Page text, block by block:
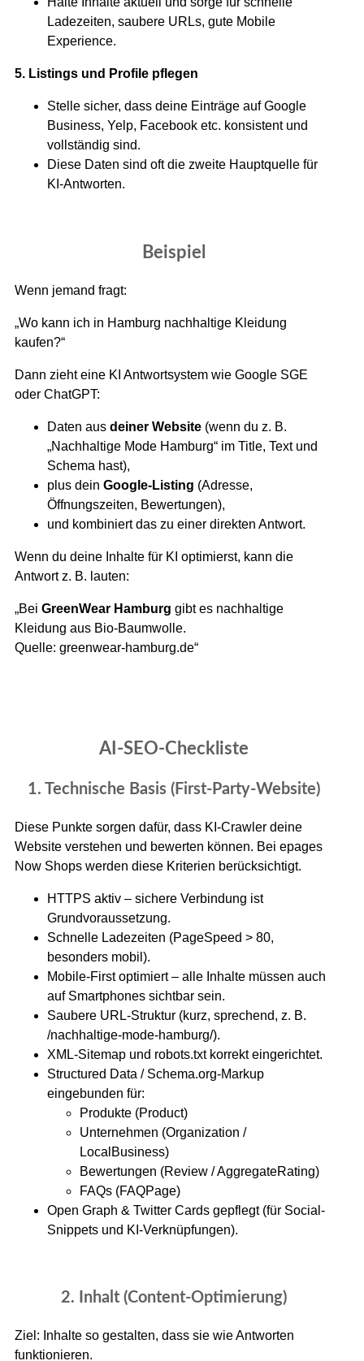
Ladezeiten, saubere URLs, gute Mobile
Experience.
5. Listings und Profile pflegen
Stelle sicher, dass deine Einträge auf Google
Business, Yelp, Facebook etc. konsistent und
vollständig sind.
Diese Daten sind oft die zweite Hauptquelle für
KI-Antworten.
Beispiel
Wenn jemand fragt:
„Wo kann ich in Hamburg nachhaltige Kleidung
kaufen?“
Dann zieht eine KI Antwortsystem wie Google SGE
oder ChatGPT:
Daten aus deiner Website(wenn du z. B.
„Nachhaltige Mode Hamburg“ im Title, Text und
Schema hast),
plus dein Google-Listing (Adresse,
Öffnungszeiten, Bewertungen),
und kombiniert das zu einer direkten Antwort.
Wenn du deine Inhalte für KI optimierst, kann die
Antwort z. B. lauten:
„Bei GreenWear Hamburg gibt es nachhaltige
Kleidung aus Bio-Baumwolle.
Quelle: greenwear-hamburg.de“
AI-SEO-Checkliste
1. Technische Basis (First-Party-Website)
Diese Punkte sorgen dafür, dass KI-Crawler deine
Website verstehen und bewerten können. Bei epages
Now Shops werden diese Kriterien berücksichtigt.
HTTPS aktiv – sichere Verbindung ist
Grundvoraussetzung.
Schnelle Ladezeiten (PageSpeed > 80,
besonders mobil).
Mobile-First optimiert – alle Inhalte müssen auch
auf Smartphones sichtbar sein.
Saubere URL-Struktur (kurz, sprechend, z. B.
/nachhaltige-mode-hamburg/).
XML-Sitemap und robots.txt korrekt eingerichtet.
Structured Data / Schema.org-Markup
eingebunden für:
Produkte (Product)
Unternehmen (Organization /
LocalBusiness)
Bewertungen (Review / AggregateRating)
FAQs (FAQPage)
Open Graph & Twitter Cards gepflegt (für Social-
Snippets und KI-Verknüpfungen).
2. Inhalt (Content-Optimierung)
Ziel: Inhalte so gestalten, dass sie wie Antworten
funktionieren.